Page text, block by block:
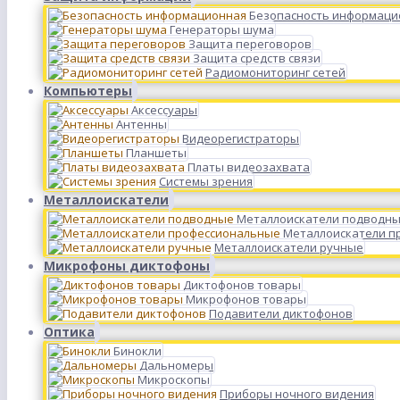
Безопасность
Генераторы шума
Защита переговоров
Защита средств связи
Радиомониторинг сетей
Компьютеры
Аксессуары
Антенны
Видеорегистраторы
Планшеты
Платы видеозахвата
Системы зрения
Металлоискатели
Металлоискатели
Металлоискатели
Металлоискатели ручные
Микрофоны диктофоны
Диктофонов товары
Микрофонов товары
Подавители диктофонов
Оптика
Бинокли
Дальномеры
Микроскопы
Приборы ночного видения